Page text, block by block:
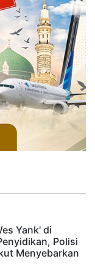
Yank' di
Polisi
Menyebarkan